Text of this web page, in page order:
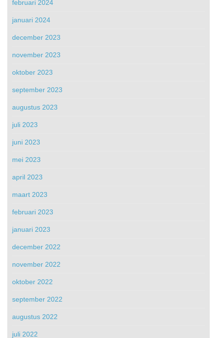
februari 2024
januari 2024
december 2023
november 2023
oktober 2023
september 2023
augustus 2023
juli 2023
juni 2023
mei 2023
april 2023
maart 2023
februari 2023
januari 2023
december 2022
november 2022
oktober 2022
september 2022
augustus 2022
juli 2022